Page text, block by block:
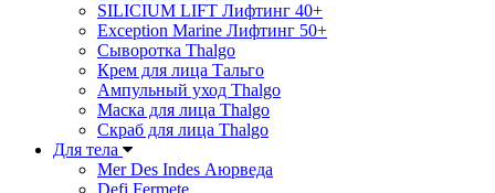
SILICIUM LIFT Лифтинг 40+
Exception Marine Лифтинг 50+
Cыворотка Thalgo
Крем для лица Тальго
Ампульный уход Thalgo
Маска для лица Thalgo
Скраб для лица Thalgo
Для тела
Mer Des Indes Аюрведа
Defi Fermete